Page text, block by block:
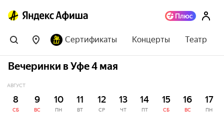
Сертификаты Концерты Театр
Вечеринки в Уфе 4 мая
АВГУСТ
8
СБ
9
ВС
10
ПН
11
ВТ
12
СР
13
ЧТ
14
ПТ
15
СБ
16
ВС
17
ПН